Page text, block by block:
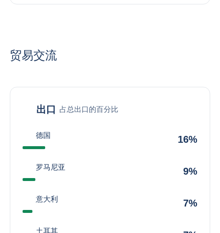
贸易交流
出口 占总出口的百分比
德国 16%
罗马尼亚 9%
意大利 7%
土耳其